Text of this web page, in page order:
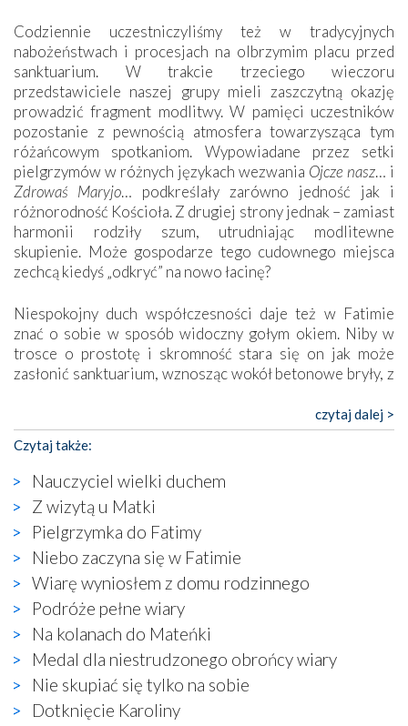
Codziennie uczestniczyliśmy też w tradycyjnych
nabożeństwach i procesjach na olbrzymim placu przed
sanktuarium. W trakcie trzeciego wieczoru
przedstawiciele naszej grupy mieli zaszczytną okazję
prowadzić fragment modlitwy. W pamięci uczestników
pozostanie z pewnością atmosfera towarzysząca tym
różańcowym spotkaniom. Wypowiadane przez setki
pielgrzymów w różnych językach wezwania Ojcze nasz… i
Zdrowaś Maryjo… podkreślały zarówno jedność jak i
różnorodność Kościoła. Z drugiej strony jednak – zamiast
harmonii rodziły szum, utrudniając modlitewne
skupienie. Może gospodarze tego cudownego miejsca
zechcą kiedyś „odkryć” na nowo łacinę?
Niespokojny duch współczesności daje też w Fatimie
znać o sobie w sposób widoczny gołym okiem. Niby w
trosce o prostotę i skromność stara się on jak może
zasłonić sanktuarium, wznosząc wokół betonowe bryły, z
katolickiego kultu. Tylko co wspólnego z żywą,
autentyczną wiarą mogą mieć płaskie, szare bunkry albo
kaplice, w których Tabernakulum przypomina bardziej
skrzynkę na narzędzia? Albo co powiedzieć o ustawionym
tuż przy nowej bazylice wielkim krzyżu, na którym
zamiast Chrystusa umieszczono dziwaczną postać jakby
wyjętą ze starożytnych hieroglifów? W kulturowym
kontekście naszych czasów to raczej karykatura niż godny
wizerunek Zbawiciela…
Zatem nawet w bezpośrednim otoczeniu sanktuarium
naocznie przekonaliśmy się, że wewnątrz Kościoła toczy
się ogromna walka o kształt katolicyzmu i o serca
wierzących. Do czego to zmaganie może prowadzić,
widzieliśmy w urokliwym, niewielkim mieście Obidos,
gdzie w miejscu dawnego kościoła działa dzisiaj…
księgarnia.
czytaj dalej >
Czytaj także:
Nauczyciel wielki duchem
Z wizytą u Matki
Pielgrzymka do Fatimy
Niebo zaczyna się w Fatimie
Wiarę wyniosłem z domu rodzinnego
Podróże pełne wiary
Na kolanach do Mateńki
Medal dla niestrudzonego obrońcy wiary
Nie skupiać się tylko na sobie
Dotknięcie Karoliny